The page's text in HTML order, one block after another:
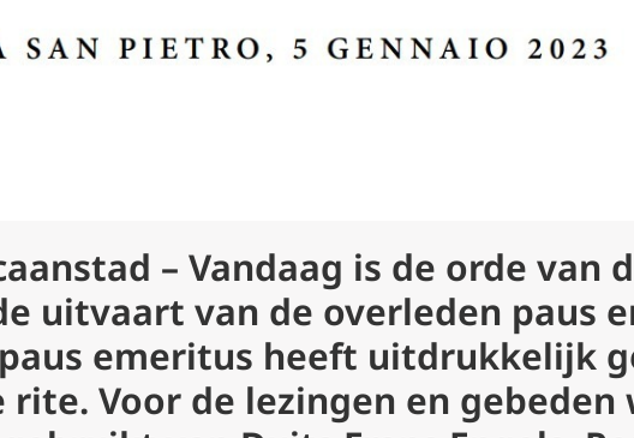
– Vandaag is de orde van
uitvaart van de overleden paus
emeritus heeft uitdrukkelijk
Voor de lezingen en gebeden